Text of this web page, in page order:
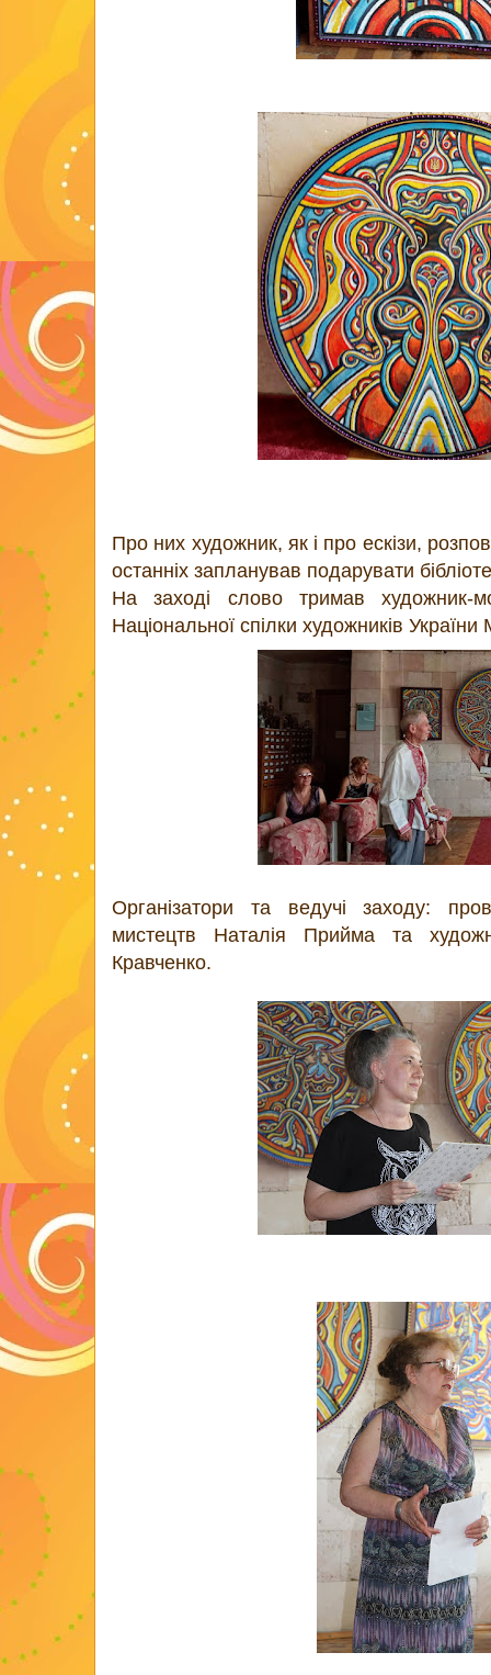
Про них художник, як і про ескізи,
останніх запланував подарувати
На заході слово тримав художник-
Національної спілки художників
Організатори та ведучі заходу:
мистецтв Наталія Прийма та
Кравченко.